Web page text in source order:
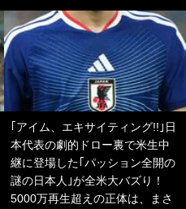
｢アイム、エキサイティング!!｣日
本代表の劇的ドロー裏で米生中
継に登場した｢パッション全開の
謎の日本人｣が全米大バズり！
5000万再生超えの正体は、まさ